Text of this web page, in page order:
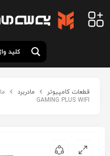
قطعات کامپیوتر مادربرد
GAMING PLUS WIFI